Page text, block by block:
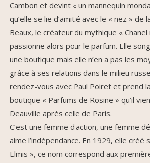
Cambon et devint « un mannequin
qu’elle se lie d’amitié avec le « nez » de
Beaux, le créateur du mythique « Chanel
passionne alors pour le parfum. Elle
une boutique mais elle n’en a pas les
grâce à ses relations dans le milieu
rendez-vous avec Paul Poiret et prend
boutique « Parfums de Rosine » qu’il
Deauville après celle de Paris.
C’est une femme d’action, une femme
aime l’indépendance. En 1929, elle créé
Elmis », ce nom correspond aux